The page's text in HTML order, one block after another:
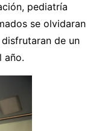
pediatría
se olvidaran
de un
año.